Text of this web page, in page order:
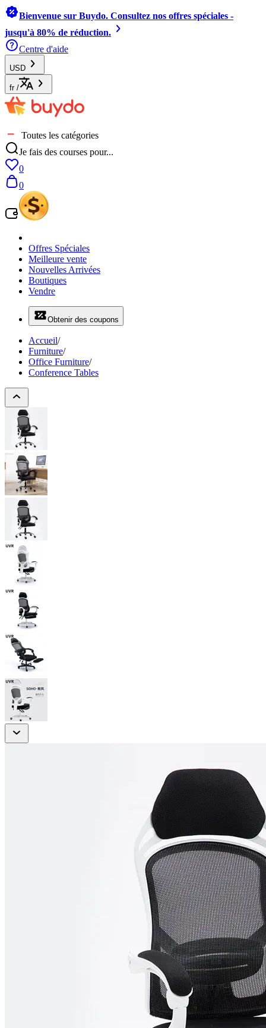
Bienvenue sur Buydo. Consultez nos offres spéciales -
jusqu'à 80% de réduction.
Centre d'aide
USD
fr /
Toutes les catégories
Je fais des courses pour...
0
0
Offres Spéciales
Meilleure vente
Nouvelles Arrivées
Boutiques
Vendre
Obtenir des coupons
Accueil/
Furniture/
Office Furniture/
Conference Tables